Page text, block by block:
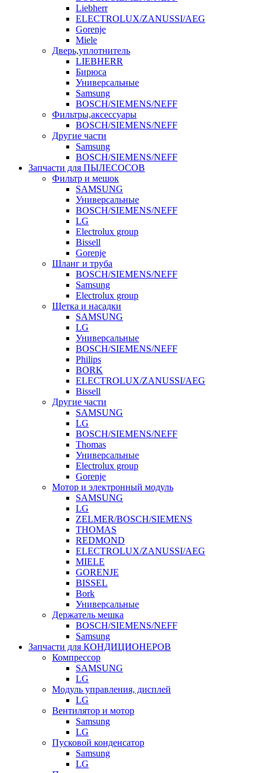
Liebherr
ELECTROLUX/ZANUSSI/AEG
Gorenje
Miele
Дверь,уплотнитель
LIEBHERR
Бирюса
Универсальные
Samsung
BOSCH/SIEMENS/NEFF
Фильтры,аксессуары
BOSCH/SIEMENS/NEFF
Другие части
Samsung
BOSCH/SIEMENS/NEFF
Запчасти для ПЫЛЕСОСОВ
Фильтр и мешок
SAMSUNG
Универсальные
BOSCH/SIEMENS/NEFF
LG
Electrolux group
Bissell
Gorenje
Шланг и труба
BOSCH/SIEMENS/NEFF
Samsung
Electrolux group
Щетка и насадки
SAMSUNG
LG
Универсальные
BOSCH/SIEMENS/NEFF
Philips
BORK
ELECTROLUX/ZANUSSI/AEG
Bissell
Другие части
SAMSUNG
LG
BOSCH/SIEMENS/NEFF
Thomas
Универсальные
Electrolux group
Gorenje
Мотор и электронный модуль
SAMSUNG
LG
ZELMER/BOSCH/SIEMENS
THOMAS
REDMOND
ELECTROLUX/ZANUSSI/AEG
MIELE
GORENJE
BISSEL
Bork
Универсальные
Держатель мешка
BOSCH/SIEMENS/NEFF
Samsung
Запчасти для КОНДИЦИОНЕРОВ
Компрессор
SAMSUNG
LG
Модуль управления, дисплей
LG
Вентилятор и мотор
Samsung
LG
Пусковой конденсатор
Samsung
LG